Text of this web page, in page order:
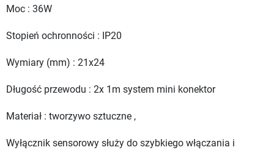
Moc : 36W
Stopień ochronności : IP20
Wymiary (mm) : 21x24
Długość przewodu : 2x 1m system mini konektor
Materiał : tworzywo sztuczne ,
Wyłącznik sensorowy służy do szybkiego włączania i